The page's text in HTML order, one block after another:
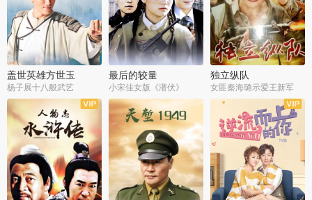
盖世英雄方世玉
杨子展十八般武艺
最后的较量
小宋佳女版《潜伏》
独立纵队
女匪秦海璐示爱王新军
全40集
全30集 全43集